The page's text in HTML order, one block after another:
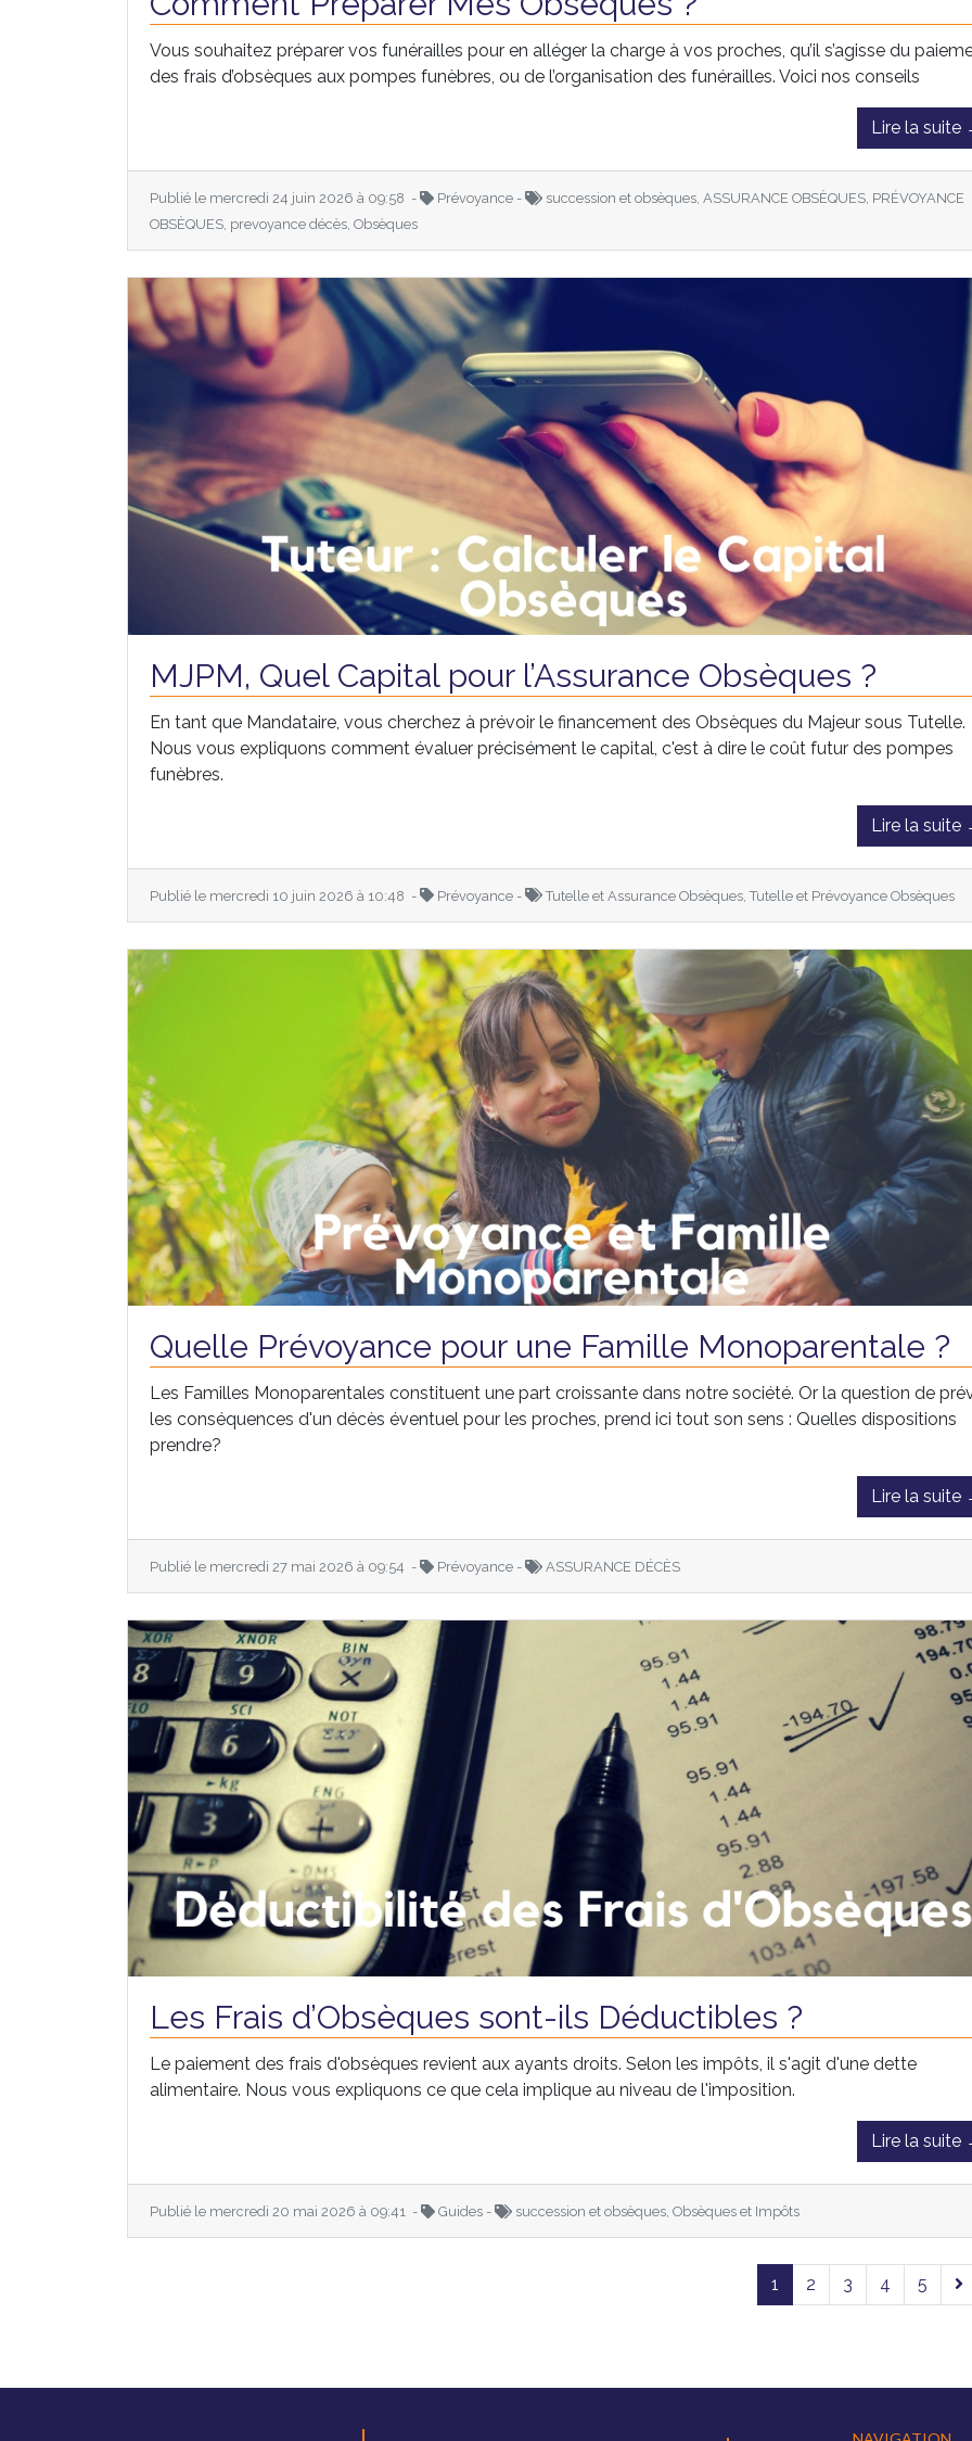
Vous souhaitez préparer vos funérailles pour en alléger la charge à vos proches, qu’il s’agisse du
des frais d’obsèques aux pompes funèbres, ou de l’organisation des funérailles. Voici nos conseils
Lire la suite
Publié le mercredi 24 juin 2026 à 09:58 - Prévoyance -
succession et obsèques, ASSURANCE OBSÈQUES, PRÉVOYANCE
OBSÈQUES, prevoyance décès, Obsèques
MJPM, Quel Capital pour l’Assurance Obsèques ?
En tant que Mandataire, vous cherchez à prévoir le financement des Obsèques du Majeur sous Tutelle.
Nous vous expliquons comment évaluer précisément le capital, c'est à dire le coût futur des pompes
funèbres.
Lire la suite
Publié le mercredi 10 juin 2026 à 10:48 - Prévoyance - Tutelle et Assurance Obsèques, Tutelle et Prévoyance Obsèques
Quelle Prévoyance pour une Famille Monoparentale ?
Les Familles Monoparentales constituent une part croissante dans notre société. Or la question de
les conséquences d'un décès éventuel pour les proches, prend ici tout son sens : Quelles dispositions
prendre?
Lire la suite
Publié le mercredi 27 mai 2026 à 09:54 - Prévoyance - ASSURANCE DÉCÈS
Les Frais d’Obsèques sont-ils Déductibles ?
Le paiement des frais d'obsèques revient aux ayants droits. Selon les impôts, il s'agit d'une dette
alimentaire. Nous vous expliquons ce que cela implique au niveau de l'imposition.
Lire la suite
Publié le mercredi 20 mai 2026 à 09:41 - Guides - succession et obsèques, Obsèques et Impôts
1 2 3 4 5